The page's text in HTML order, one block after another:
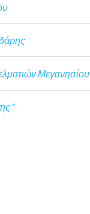
Μεγανησίου